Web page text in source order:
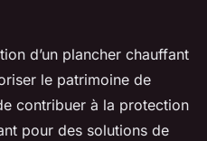
d’un plancher chauffant
le patrimoine de
contribuer à la protection
pour des solutions de